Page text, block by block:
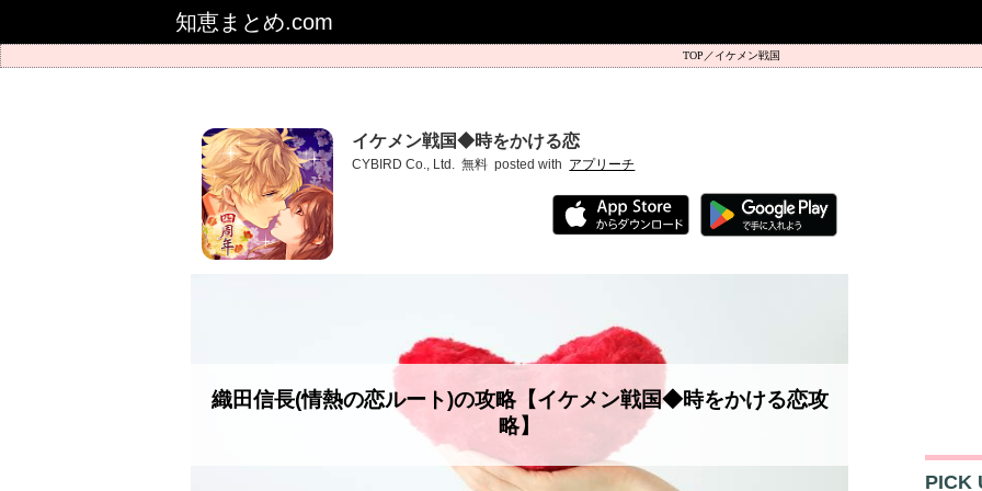
知恵まとめ.com
イケメン戦国
イケメン戦国◆時をかける恋
CYBIRD Co., Ltd. 無料 posted with アプリーチ
織田信長(情熱の恋ルート)の攻略【イケメン戦国◆時をかける恋攻
略】
PICK